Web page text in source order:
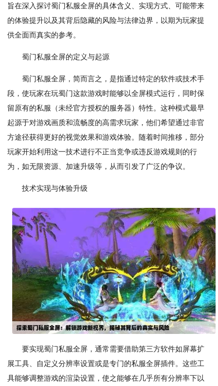
旨在深入探讨蜀门私服全屏的具体含义、实现方式、可能带来
的体验提升以及其背后隐藏的风险与法律边界，以期为玩家提
供全面而真实的参考。
蜀门私服全屏的定义与起源
蜀门私服全屏，简而言之，是指通过特定的软件或技术手
段，使玩家在玩蜀门这款游戏时能够以全屏模式运行，同时保
留原有的私服（未经官方授权的服务器）特性。这种模式最早
起源于对游戏画质和流畅度的高需求玩家，他们希望通过非官
方途径获得更好的视觉效果和游戏体验。随着时间推移，部分
玩家开始利用这一技术进行不正当竞争或违反游戏规则的行
为，如无限资源、加速升级等，从而引发了广泛的争议。
技术实现与体验升级
要实现蜀门私服全屏，通常需要借助第三方软件如屏幕扩
展工具、自定义分辨率设置或是专门的私服全屏插件。这些工
具能够调整游戏的渲染设置，使之能够在几乎所有分辨率下以